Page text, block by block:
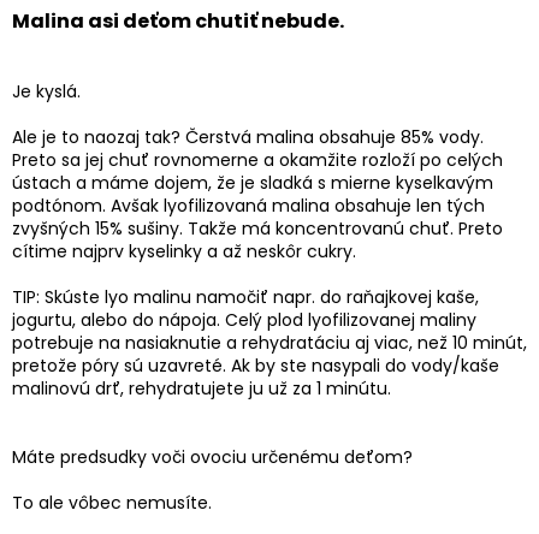
Malina asi deťom chutiť nebude.
Je kyslá.
Ale je to naozaj tak? Čerstvá malina obsahuje 85% vody.
Preto sa jej chuť rovnomerne a okamžite rozloží po celých
ústach a máme dojem, že je sladká s mierne kyselkavým
podtónom. Avšak lyofilizovaná malina obsahuje len tých
zvyšných 15% sušiny. Takže má koncentrovanú chuť. Preto
cítime najprv kyselinky a až neskôr cukry.
TIP: Skúste lyo malinu namočiť napr. do raňajkovej kaše,
jogurtu, alebo do nápoja. Celý plod lyofilizovanej maliny
potrebuje na nasiaknutie a rehydratáciu aj viac, než 10 minút,
pretože póry sú uzavreté. Ak by ste nasypali do vody/kaše
malinovú drť, rehydratujete ju už za 1 minútu.
Máte predsudky voči ovociu určenému deťom?
To ale vôbec nemusíte.